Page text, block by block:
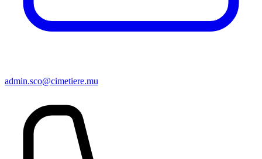
admin.sco@cimetiere.mu